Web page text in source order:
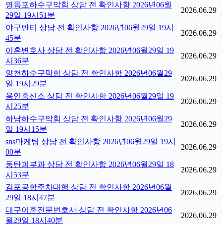
영등포하수구막힘 상담 전 확인사항 2026년06월
29일 19시51분
2026.06.29
야구반티 상담 전 확인사항 2026년06월29일 19시
45분
2026.06.29
이혼변호사 상담 전 확인사항 2026년06월29일 19
시36분
2026.06.29
양천하수구막힘 상담 전 확인사항 2026년06월29
일 19시29분
2026.06.29
용인흥신소 상담 전 확인사항 2026년06월29일 19
시25분
2026.06.29
하남하수구막힘 상담 전 확인사항 2026년06월29
일 19시15분
2026.06.29
sns마케팅 상담 전 확인사항 2026년06월29일 19시
00분
2026.06.29
동탄피부과 상담 전 확인사항 2026년06월29일 18
시53분
2026.06.29
김포공항주차대행 상담 전 확인사항 2026년06월
29일 18시47분
2026.06.29
대구이혼전문변호사 상담 전 확인사항 2026년06
월29일 18시40분
2026.06.29